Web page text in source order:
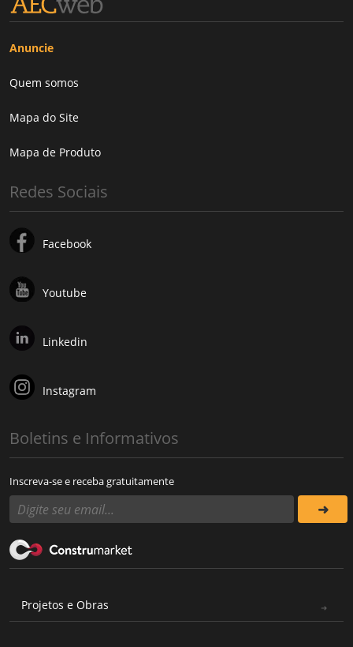
Anuncie
Quem somos
Mapa do Site
Mapa de Produto
Redes Sociais
Facebook
Youtube
Linkedin
Instagram
Boletins e Informativos
Inscreva-se e receba gratuitamente
Projetos e Obras